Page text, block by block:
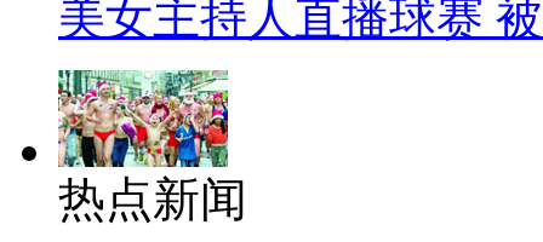
美女主持人直播球赛
热点新闻